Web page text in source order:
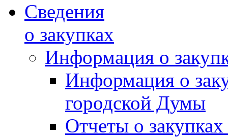
Сведения
о закупках
Информация о
Информация о
городской Думы
Отчеты о